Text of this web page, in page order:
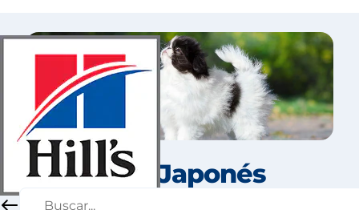
Chin Japonés
El Chin Japonés posee una mirada vivaz e